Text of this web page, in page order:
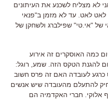
לא מצליח לשכנע את העיתונים
לאט. עד לא מזמן ב"פנאי
לבמאי של "אי.טי" שפילברג ולשחקן של
כמה האוסקרים זה אירוע
להגנת הטקס הזה. שמע, רוגל:
לעובדה האם זה פרס חשוב
להתעלם מהעובדה שיש אנשים
אלוקי. חברי האקדמיה הם